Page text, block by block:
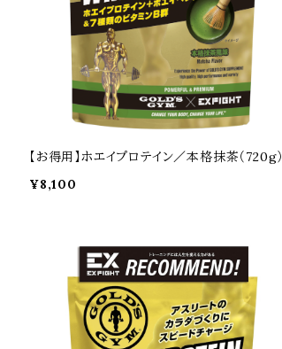
【お得用】ホエイプロテイン／本格抹茶（720g）
¥8,100